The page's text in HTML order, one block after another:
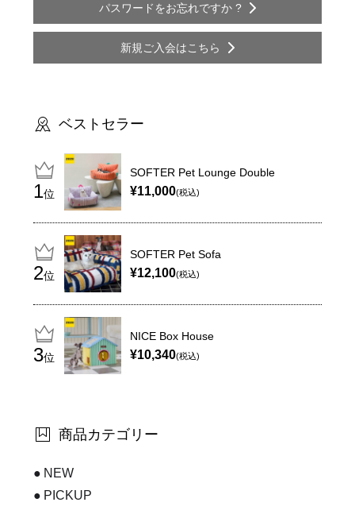
パスワードをお忘れですか ?
新規ご入会はこちら
ベストセラー
位
SOFTER Pet Lounge Double
¥11,000(税込)
位
SOFTER Pet Sofa
¥12,100(税込)
位
NICE Box House
¥10,340(税込)
商品カテゴリー
NEW
PICKUP